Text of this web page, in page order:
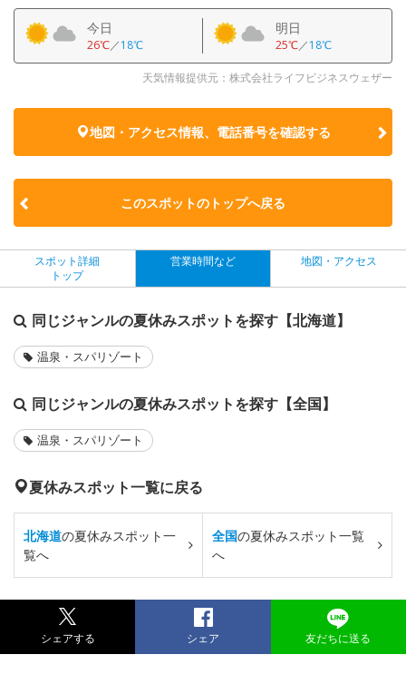
今日
26℃／18℃
明日
25℃／18℃
天気情報提供元：株式会社ライフビジネスウェザー
地図・アクセス情報、電話番号を確認する
このスポットのトップへ戻る
スポット詳細
トップ
営業時間など 地図・アクセス
同じジャンルの夏休みスポットを探す【北海道】
温泉・スパリゾート
同じジャンルの夏休みスポットを探す【全国】
温泉・スパリゾート
夏休みスポット一覧に戻る
北海道の夏休みスポット一
覧へ
全国の夏休みスポット一覧
へ
シェアする シェア 友だちに送る